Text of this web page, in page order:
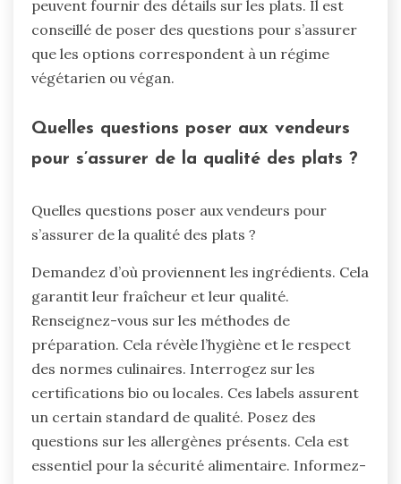
peuvent fournir des détails sur les plats. Il est
conseillé de poser des questions pour s’assurer
que les options correspondent à un régime
végétarien ou végan.
Quelles questions poser aux vendeurs
pour s’assurer de la qualité des plats ?
Quelles questions poser aux vendeurs pour
s’assurer de la qualité des plats ?
Demandez d’où proviennent les ingrédients. Cela
garantit leur fraîcheur et leur qualité.
Renseignez-vous sur les méthodes de
préparation. Cela révèle l’hygiène et le respect
des normes culinaires. Interrogez sur les
certifications bio ou locales. Ces labels assurent
un certain standard de qualité. Posez des
questions sur les allergènes présents. Cela est
essentiel pour la sécurité alimentaire. Informez-